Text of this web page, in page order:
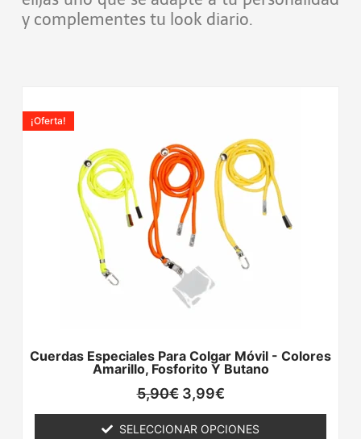
y complementes tu look diario.
Cuerdas Especiales Para Colgar Móvil - Colores
Amarillo, Fosforito Y Butano
¡Oferta!
5,90€
era:
5,90€.
3,99€
es:
3,99€.
SELECCIONAR OPCIONES
múltiples
variantes.
Las
opciones
se
pueden
en
la
página